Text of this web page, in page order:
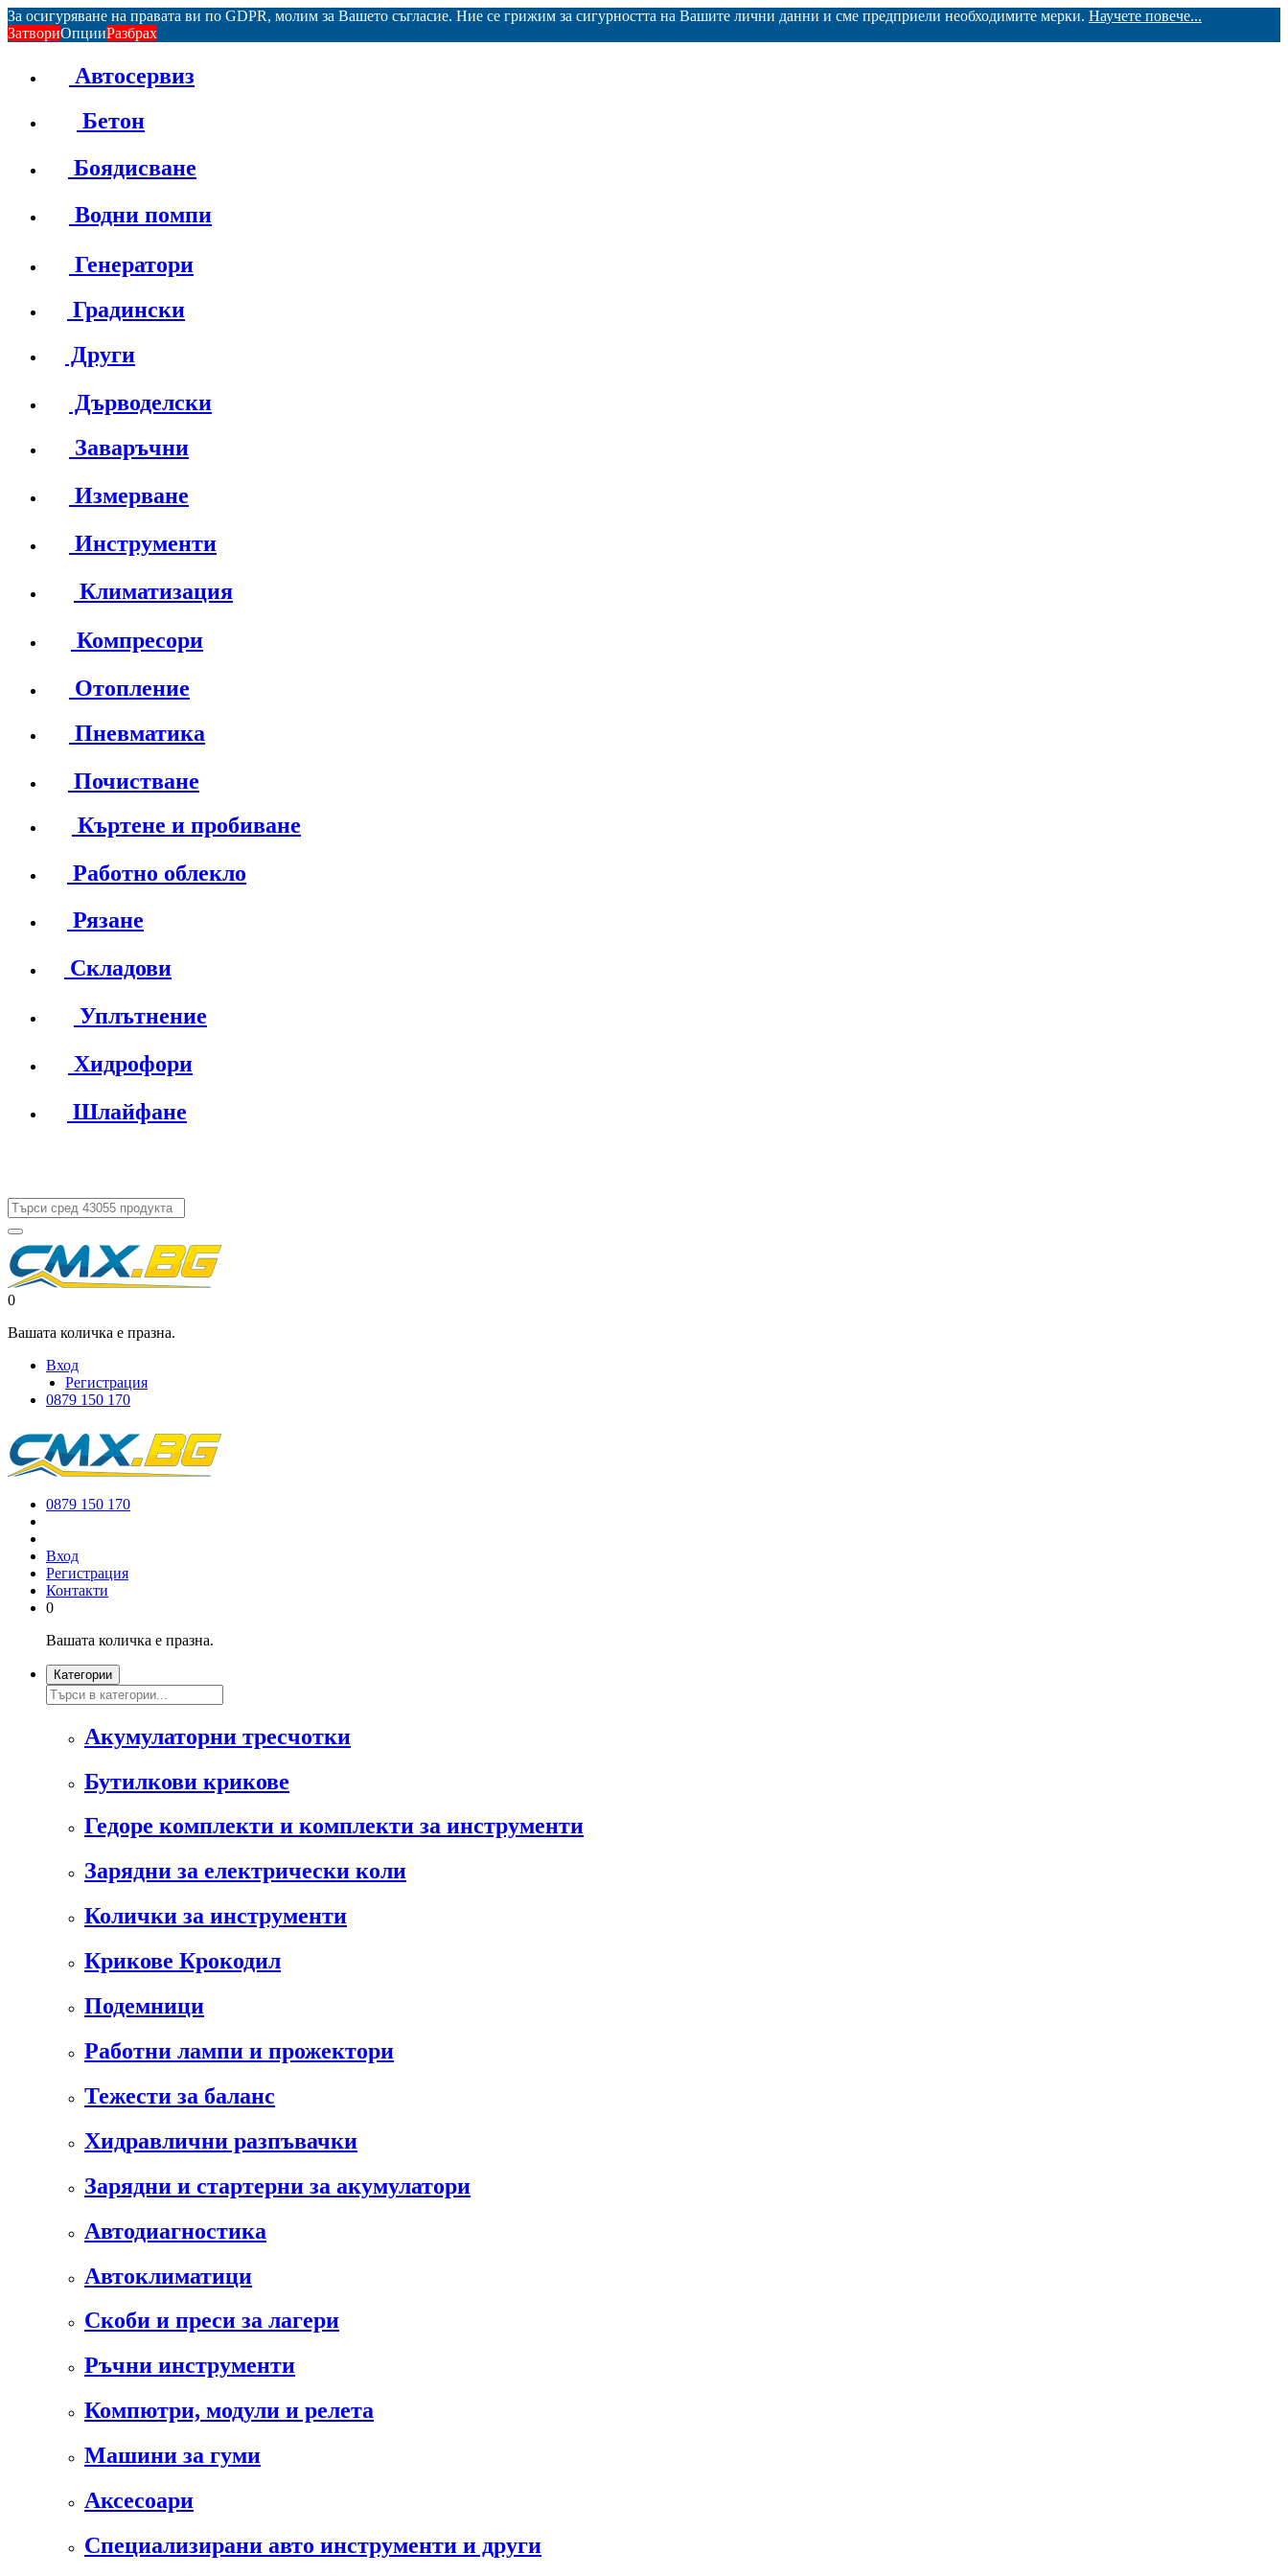
За осигуряване на правата ви по GDPR, молим за Вашето съгласие. Ние се грижим за сигурността на Вашите лични данни и сме предприели необходимите мерки. Научете повече...
ЗатвориОпцииРазбрах
Автосервиз
Бетон
Боядисване
Водни помпи
Генератори
Градински
Други
Дърводелски
Заваръчни
Измерване
Инструменти
Климатизация
Компресори
Отопление
Пневматика
Почистване
Къртене и пробиване
Работно облекло
Рязане
Складови
Уплътнение
Хидрофори
Шлайфане
0
Вашата количка е празна.
Вход
Регистрация
0879 150 170
0879 150 170
Вход
Регистрация
Контакти
0
Вашата количка е празна.
Категории
Акумулаторни тресчотки
Бутилкови крикове
Гедоре комплекти и комплекти за инструменти
Зарядни за електрически коли
Колички за инструменти
Крикове Крокодил
Подемници
Работни лампи и прожектори
Тежести за баланс
Хидравлични разпъвачки
Зарядни и стартерни за акумулатори
Автодиагностика
Автоклиматици
Скоби и преси за лагери
Ръчни инструменти
Компютри, модули и релета
Машини за гуми
Аксесоари
Специализирани авто инструменти и други